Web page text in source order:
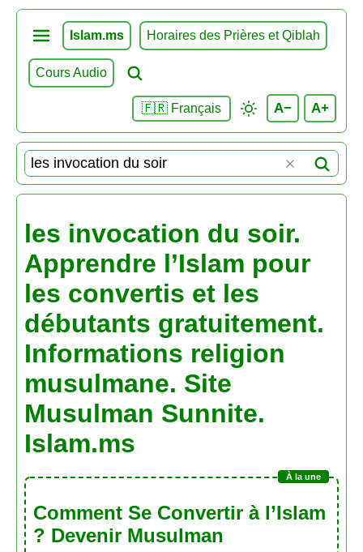
Islam.ms Horaires des Prières et Qiblah
Cours Audio
🇫🇷 Français A− A+
les invocation du soir.
Apprendre l’Islam pour
les convertis et les
débutants gratuitement.
Informations religion
musulmane. Site
Musulman Sunnite.
Islam.ms
Comment Se Convertir à l’Islam
? Devenir Musulman